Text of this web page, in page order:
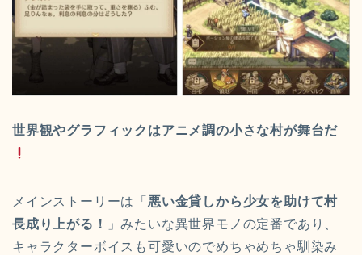
世界観やグラフィックはアニメ調の小さな村が舞台だ
メインストーリーは「 悪い金貸しから少女を助けて村
長成り上がる！
」みたいな異世界モノの定番であり、
キャラクターボイスも可愛いのでめちゃめちゃ馴染み